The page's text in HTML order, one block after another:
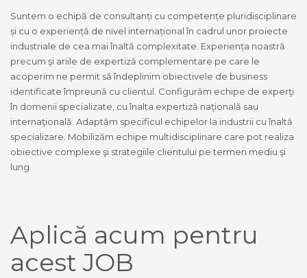
Suntem o echipă de consultanți cu competențe pluridisciplinare
și cu o experiență de nivel internațional în cadrul unor proiecte
industriale de cea mai înaltă complexitate. Experiența noastră
precum şi ariile de expertiză complementare pe care le
acoperim ne permit să îndeplinim obiectivele de business
identificate împreună cu clientul. Configurăm echipe de experţi
în domenii specializate, cu înalta expertiză naţională sau
internaţională. Adaptăm specificul echipelor la industrii cu înaltă
specializare. Mobilizăm echipe multidisciplinare care pot realiza
obiective complexe şi strategiile clientului pe termen mediu şi
lung.
Aplică acum pentru
acest JOB